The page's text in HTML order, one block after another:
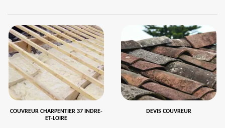
COUVREUR CHARPENTIER 37 INDRE-
ET-LOIRE
DEVIS COUVREUR